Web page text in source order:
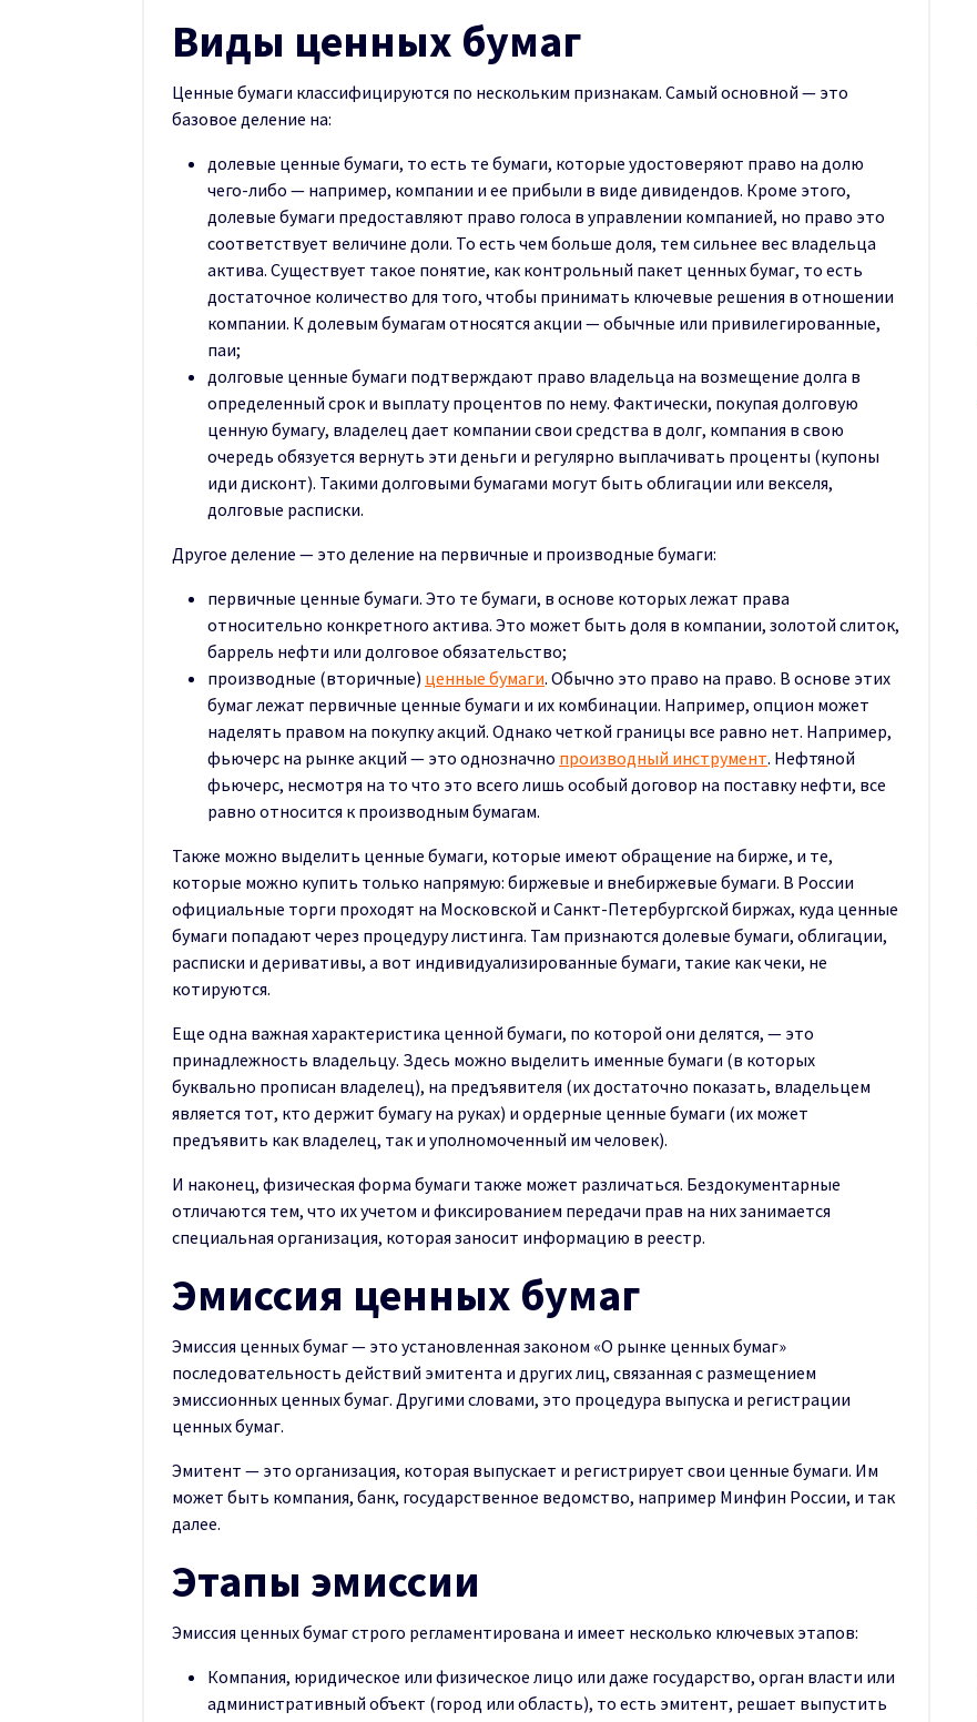
Виды ценных бумаг
Ценные бумаги классифицируются по нескольким признакам. Самый основной — это
базовое деление на:
долевые ценные бумаги, то есть те бумаги, которые удостоверяют право на долю
чего-либо — например, компании и ее прибыли в виде дивидендов. Кроме этого,
долевые бумаги предоставляют право голоса в управлении компанией, но право это
соответствует величине доли. То есть чем больше доля, тем сильнее вес владельца
актива. Существует такое понятие, как контрольный пакет ценных бумаг, то есть
достаточное количество для того, чтобы принимать ключевые решения в отношении
компании. К долевым бумагам относятся акции — обычные или привилегированные,
паи;
долговые ценные бумаги подтверждают право владельца на возмещение долга в
определенный срок и выплату процентов по нему. Фактически, покупая долговую
ценную бумагу, владелец дает компании свои средства в долг, компания в свою
очередь обязуется вернуть эти деньги и регулярно выплачивать проценты (купоны
иди дисконт). Такими долговыми бумагами могут быть облигации или векселя,
долговые расписки.
Другое деление — это деление на первичные и производные бумаги:
первичные ценные бумаги. Это те бумаги, в основе которых лежат права
относительно конкретного актива. Это может быть доля в компании, золотой слиток,
баррель нефти или долговое обязательство;
производные (вторичные) ценные бумаги. Обычно это право на право. В основе этих
бумаг лежат первичные ценные бумаги и их комбинации. Например, опцион может
наделять правом на покупку акций. Однако четкой границы все равно нет. Например,
фьючерс на рынке акций — это однозначно производный инструмент. Нефтяной
фьючерс, несмотря на то что это всего лишь особый договор на поставку нефти, все
равно относится к производным бумагам.
Также можно выделить ценные бумаги, которые имеют обращение на бирже, и те,
которые можно купить только напрямую: биржевые и внебиржевые бумаги. В России
официальные торги проходят на Московской и Санкт-Петербургской биржах, куда ценные
бумаги попадают через процедуру листинга. Там признаются долевые бумаги, облигации,
расписки и деривативы, а вот индивидуализированные бумаги, такие как чеки, не
котируются.
Еще одна важная характеристика ценной бумаги, по которой они делятся, — это
принадлежность владельцу. Здесь можно выделить именные бумаги (в которых
буквально прописан владелец), на предъявителя (их достаточно показать, владельцем
является тот, кто держит бумагу на руках) и ордерные ценные бумаги (их может
предъявить как владелец, так и уполномоченный им человек).
И наконец, физическая форма бумаги также может различаться. Бездокументарные
отличаются тем, что их учетом и фиксированием передачи прав на них занимается
специальная организация, которая заносит информацию в реестр.
Эмиссия ценных бумаг
Эмиссия ценных бумаг — это установленная законом «О рынке ценных бумаг»
последовательность действий эмитента и других лиц, связанная с размещением
эмиссионных ценных бумаг. Другими словами, это процедура выпуска и регистрации
ценных бумаг.
Эмитент — это организация, которая выпускает и регистрирует свои ценные бумаги. Им
может быть компания, банк, государственное ведомство, например Минфин России, и так
далее.
Этапы эмиссии
Эмиссия ценных бумаг строго регламентирована и имеет несколько ключевых этапов:
Компания, юридическое или физическое лицо или даже государство, орган власти или
административный объект (город или область), то есть эмитент, решает выпустить